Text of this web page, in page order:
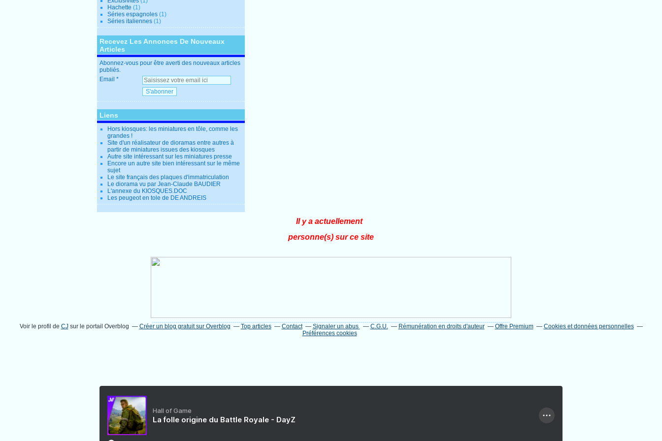
Hachette (1)
Séries espagnoles (1)
Séries italiennes (1)
Recevez Les Annonces De Nouveaux
Articles
Abonnez-vous pour être averti des nouveaux articles
publiés.
Email
Liens
Hors kiosques: les miniatures en tôle, comme les
grandes !
Site d'un réalisateur de dioramas entre autres à
partir de miniatures issues des kiosques
Autre site intéressant sur les miniatures presse
Encore un autre site bien intéressant sur le même
sujet
Le site français des plaques d'immatriculation
Le diorama vu par Jean-Claude BAUDIER
L'annexe du KIOSQUES.DOC
Les peugeot en tole de DE ANDREIS
Il y a actuellement
personne(s) sur ce site
Voir le profil de CJsur le portail Overblog Créer un blog gratuit sur Overblog Top articles Contact Signaler un abus C.G.U. Rémunération en droits d'auteur Offre Premium
Cookies et données personnelles
Préférences cookies
Hall of Game
La folle origine du Battle Royale - DayZ